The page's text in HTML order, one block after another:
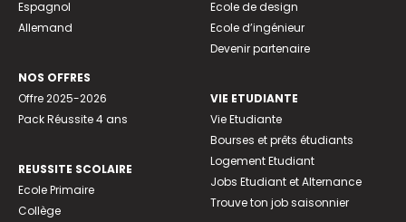
Espagnol
Allemand
NOS OFFRES
Offre 2025-2026
Pack Réussite 4 ans
REUSSITE SCOLAIRE
Ecole Primaire
Collège
Ecole de design
Ecole d’ingénieur
Devenir partenaire
VIE ETUDIANTE
Vie Etudiante
Bourses et prêts étudiants
Logement Etudiant
Jobs Etudiant et Alternance
Trouve ton job saisonnier